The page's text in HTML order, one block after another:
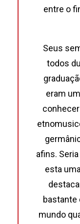
entre o
Seus
todos
eram
afins.
esta
bastante
mundo